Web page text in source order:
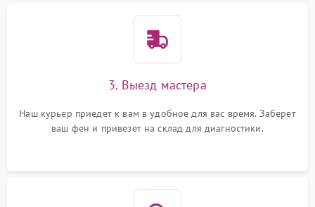
3. Выезд мастера
Наш курьер приедет к вам в удобное для вас время. Заберет
ваш фен и привезет на склад для диагностики.